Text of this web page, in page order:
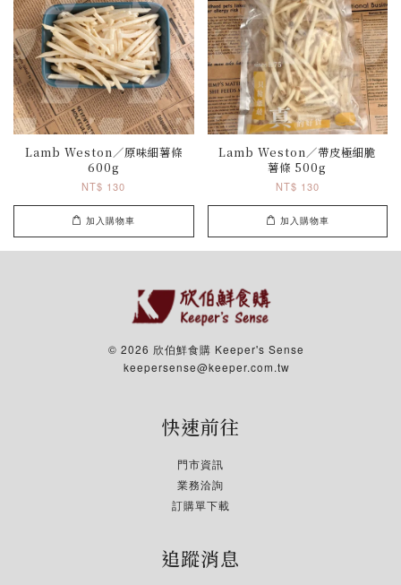
Lamb Weston／原味細薯條
600g
NT$ 130
加入購物車
Lamb Weston／帶皮極細脆
薯條 500g
NT$ 130
加入購物車
© 2026 欣伯鮮食購 Keeper's Sense
keepersense@keeper.com.tw
快速前往
門市資訊
業務洽詢
訂購單下載
追蹤消息